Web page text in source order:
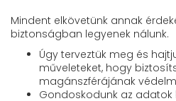
Mindent elkövetünk annak
biztonságban legyenek nálunk.
Úgy terveztük meg és
műveleteket, hogy
magánszférájának
Gondoskodunk az